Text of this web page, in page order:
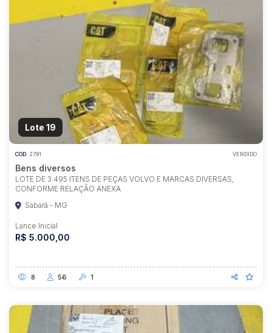
Lote 19
COD. 2791 VENDIDO
Bens diversos
LOTE DE 3.495 ITENS DE PEÇAS VOLVO E MARCAS DIVERSAS,
CONFORME RELAÇÃO ANEXA
Sabará - MG
Lance Inicial
R$ 5.000,00
8 56 1